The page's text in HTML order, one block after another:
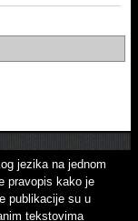
jezika na jednom
pravopis kako je
publikacije su u
tekstovima